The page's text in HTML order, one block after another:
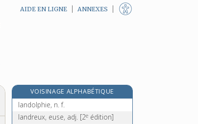
AIDE EN LIGNE ANNEXES
VOISINAGE ALPHABÉTIQUE
landolphia, n. f.
landolphie, n. f.
landreux, euse, adj. [2e édition]